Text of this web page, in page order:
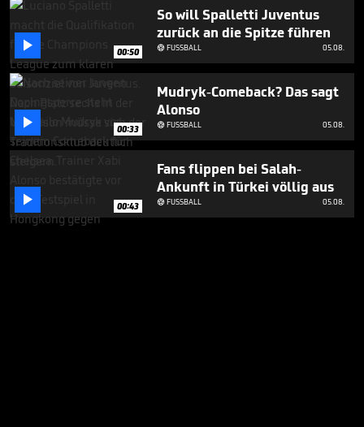
 00:50
So will Spalletti Juventus
zurück an die Spitze führen
FUSSBALL 05.08.
 00:33
Mudryk-Comeback? Das sagt
Alonso
FUSSBALL 05.08.
 00:43
Fans flippen bei Salah-
Ankunft in Türkei völlig aus
FUSSBALL 05.08.